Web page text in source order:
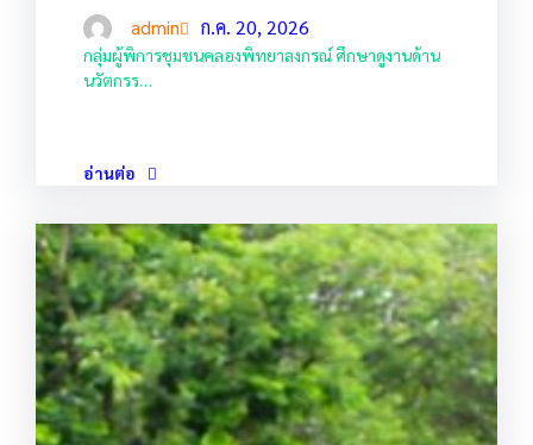
admin ก.ค. 20, 2026
กลุ่มผู้พิการชุมชนคลองพิทยาลงกรณ์ ศึกษาดูงานด้าน
นวัตกรร…
อ่านต่อ